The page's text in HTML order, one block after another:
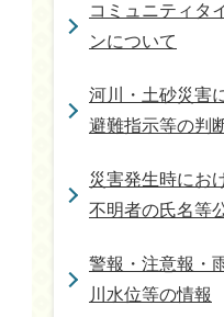
コミュニティタ
ンについて
河川・土砂災害
避難指示等の判
災害発生時にお
不明者の氏名等
警報・注意報・
川水位等の情報